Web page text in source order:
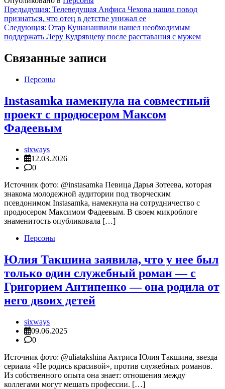
Навигация
по
записям
Предыдущая: Телеведущая Анфиса Чехова нашла повод
признаться, что отец в детстве унижал ее
Следующая: Отар Кушанашвили нашел необходимым
поддержать Леру Кудрявцеву после расставания с мужем
Связанные записи
Персоны
Instasamka намекнула на совместный
проект с продюсером Максом
Фадеевым
sixways
12.03.2026
0
Источник фото: @instasamka Певица Дарья Зотеева, которая
знакома молодежной аудитории под творческим
псевдонимом Instasamka, намекнула на сотрудничество с
продюсером Максимом Фадеевым. В своем микроблоге
знаменитость опубликовала […]
Персоны
Юлия Такшина заявила, что у нее был
только один служебный роман — с
Григорием Антипенко — она родила от
него двоих детей
sixways
09.06.2025
0
Источник фото: @uliatakshina Актриса Юлия Такшина, звезда
сериала «Не родись красивой», против служебных романов.
Из собственного опыта она знает: отношения между
коллегами могут мешать профессии. […]